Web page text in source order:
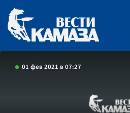
01 фев 2021 в 07:27